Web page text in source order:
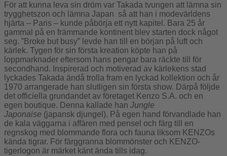
För att kunna leva sin dröm var Takada tvungen att lämna sin
trygghetszon och lämna Japan så att han i modevärldens
hjärta – Paris – kunde påbörja ett nytt kapitel. Bara 25 år
gammal på en främmande kontinent blev starten dock något
seg. ”Broke but busy” levde han till en början på luft och
kärlek. Tygen för sin första kreation köpte han på
loppmarknader eftersom hans pengar bara räckte till för
secondhand. Inspirerad och motiverad av kärlekens stad
lyckades Takada ändå trolla fram en lyckad kollektion och år
1970 arrangerade han slutligen sin första show. Därpå följde
det officiella grundandet av företaget Kenzo S.A. och en
egen boutique. Denna kallade han Jungle
Japonaise (japansk djungel). På egen hand förvandlade han
de kala väggarna i affären med pensel och färg till en
regnskog med blommande flora och fauna liksom KENZOs
kända tigrar. För färggranna blommönster och KENZO-
tigerlogon är märket känt ända tills idag.